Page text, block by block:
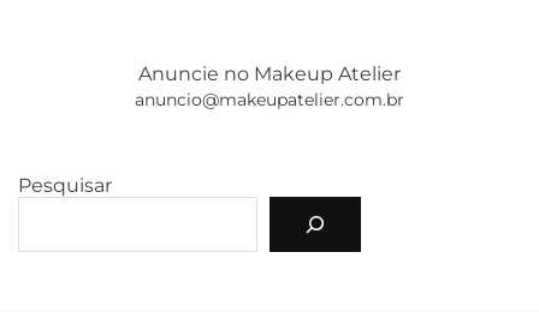
Anuncie no Makeup Atelier
anuncio@makeupatelier.com.br
Pesquisar